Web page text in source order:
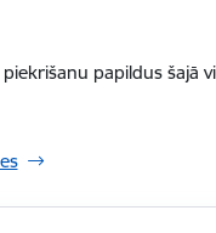
papildus